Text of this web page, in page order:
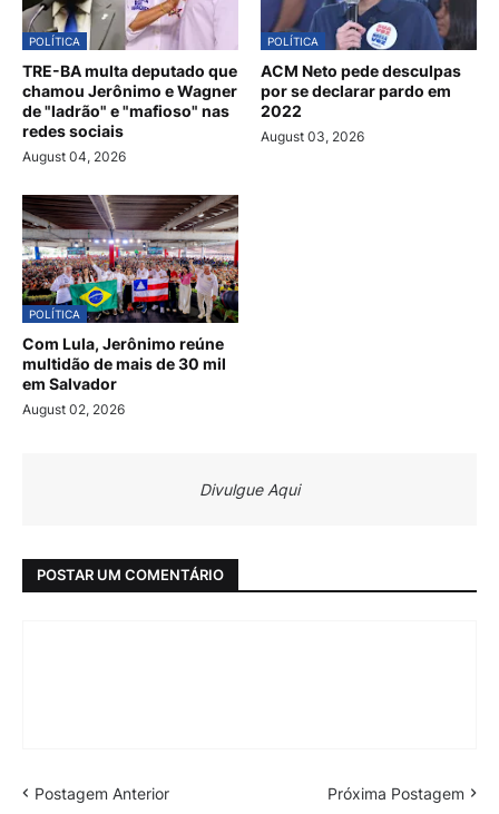
POLÍTICA
TRE-BA multa deputado que
chamou Jerônimo e Wagner
de "ladrão" e "mafioso" nas
redes sociais
August 04, 2026
POLÍTICA
ACM Neto pede desculpas
por se declarar pardo em
2022
August 03, 2026
POLÍTICA
Com Lula, Jerônimo reúne
multidão de mais de 30 mil
em Salvador
August 02, 2026
Divulgue Aqui
POSTAR UM COMENTÁRIO
Postagem Anterior Próxima Postagem